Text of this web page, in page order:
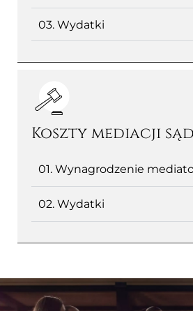
03. Wydatki
Koszty mediacji
01. Wynagrodzenie
02. Wydatki